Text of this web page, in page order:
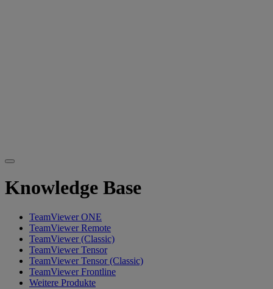
Knowledge Base
TeamViewer ONE
TeamViewer Remote
TeamViewer (Classic)
TeamViewer Tensor
TeamViewer Tensor (Classic)
TeamViewer Frontline
Weitere Produkte